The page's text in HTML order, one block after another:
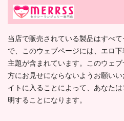
当店で販売されている製品はすべ
で、このウェブページには、エロ
主題が含まれています。このウェ
方にお見せにならないようお願い
イトに入ることによって、あなた
明することになります。